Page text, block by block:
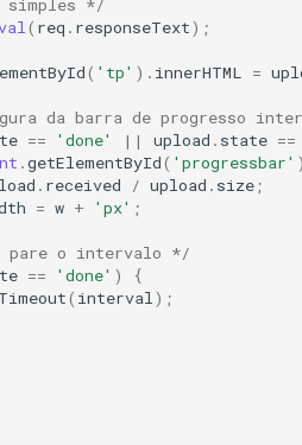
( req . responseText);
( 'tp' ). innerHTML =
da barra de progresso
== 'done' || upload . state ==
.getElementById( 'progressbar'
. received / upload . size ;
= w + 'px' ;
pare o intervalo */
== 'done' )
{
( interval );